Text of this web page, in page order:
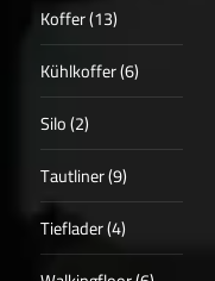
Koffer (13)
Kühlkoffer (6)
Silo (2)
Tautliner (9)
Tieflader (4)